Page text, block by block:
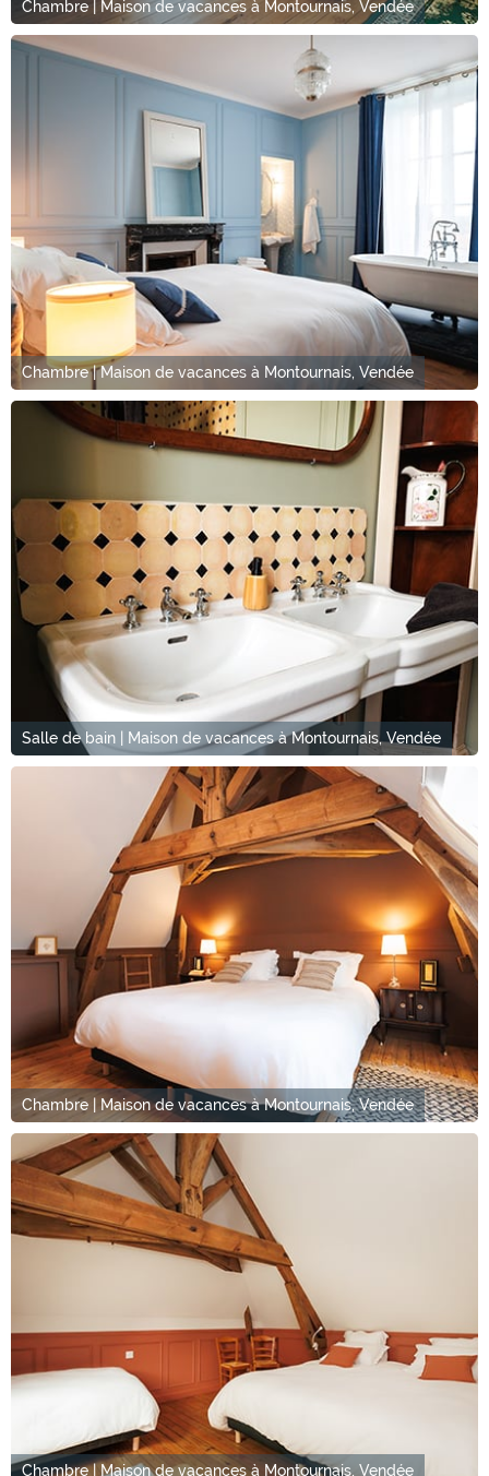
Chambre | Maison de vacances à Montournais, Vendée
Chambre | Maison de vacances à Montournais, Vendée
Salle de bain | Maison de vacances à Montournais, Vendée
Chambre | Maison de vacances à Montournais, Vendée
Chambre | Maison de vacances à Montournais, Vendée